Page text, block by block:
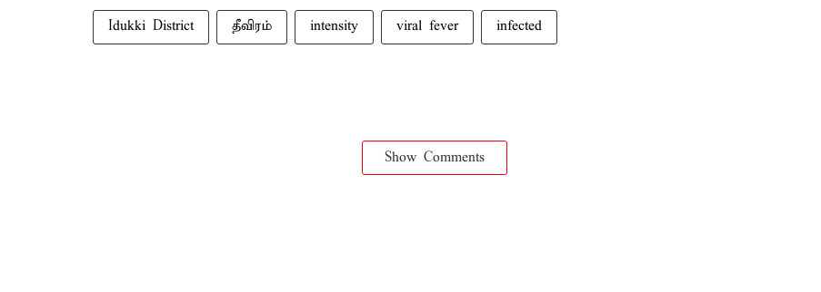
Idukki District தீவிரம் intensity viral fever infected
Show Comments